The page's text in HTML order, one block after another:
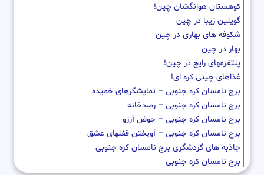
کوهستان هوانگشان چین!
گویلین زیبا در چین
شکوفه های بهاری در چین
بهار در چین
پلتفرمهای رایج در چین!
غذاهای چینی کره ای!
برج نامسان کره جنوبی – نمایشگرهای خمیده
برج نامسان کره جنوبی – رصدخانه
برج نامسان کره جنوبی – حوض آرزو
برج نامسان کره جنوبی – آویختن قفلهای عشق
جاذبه های گردشگری برج نامسان کره جنوبی
برج نامسان کره جنوبی